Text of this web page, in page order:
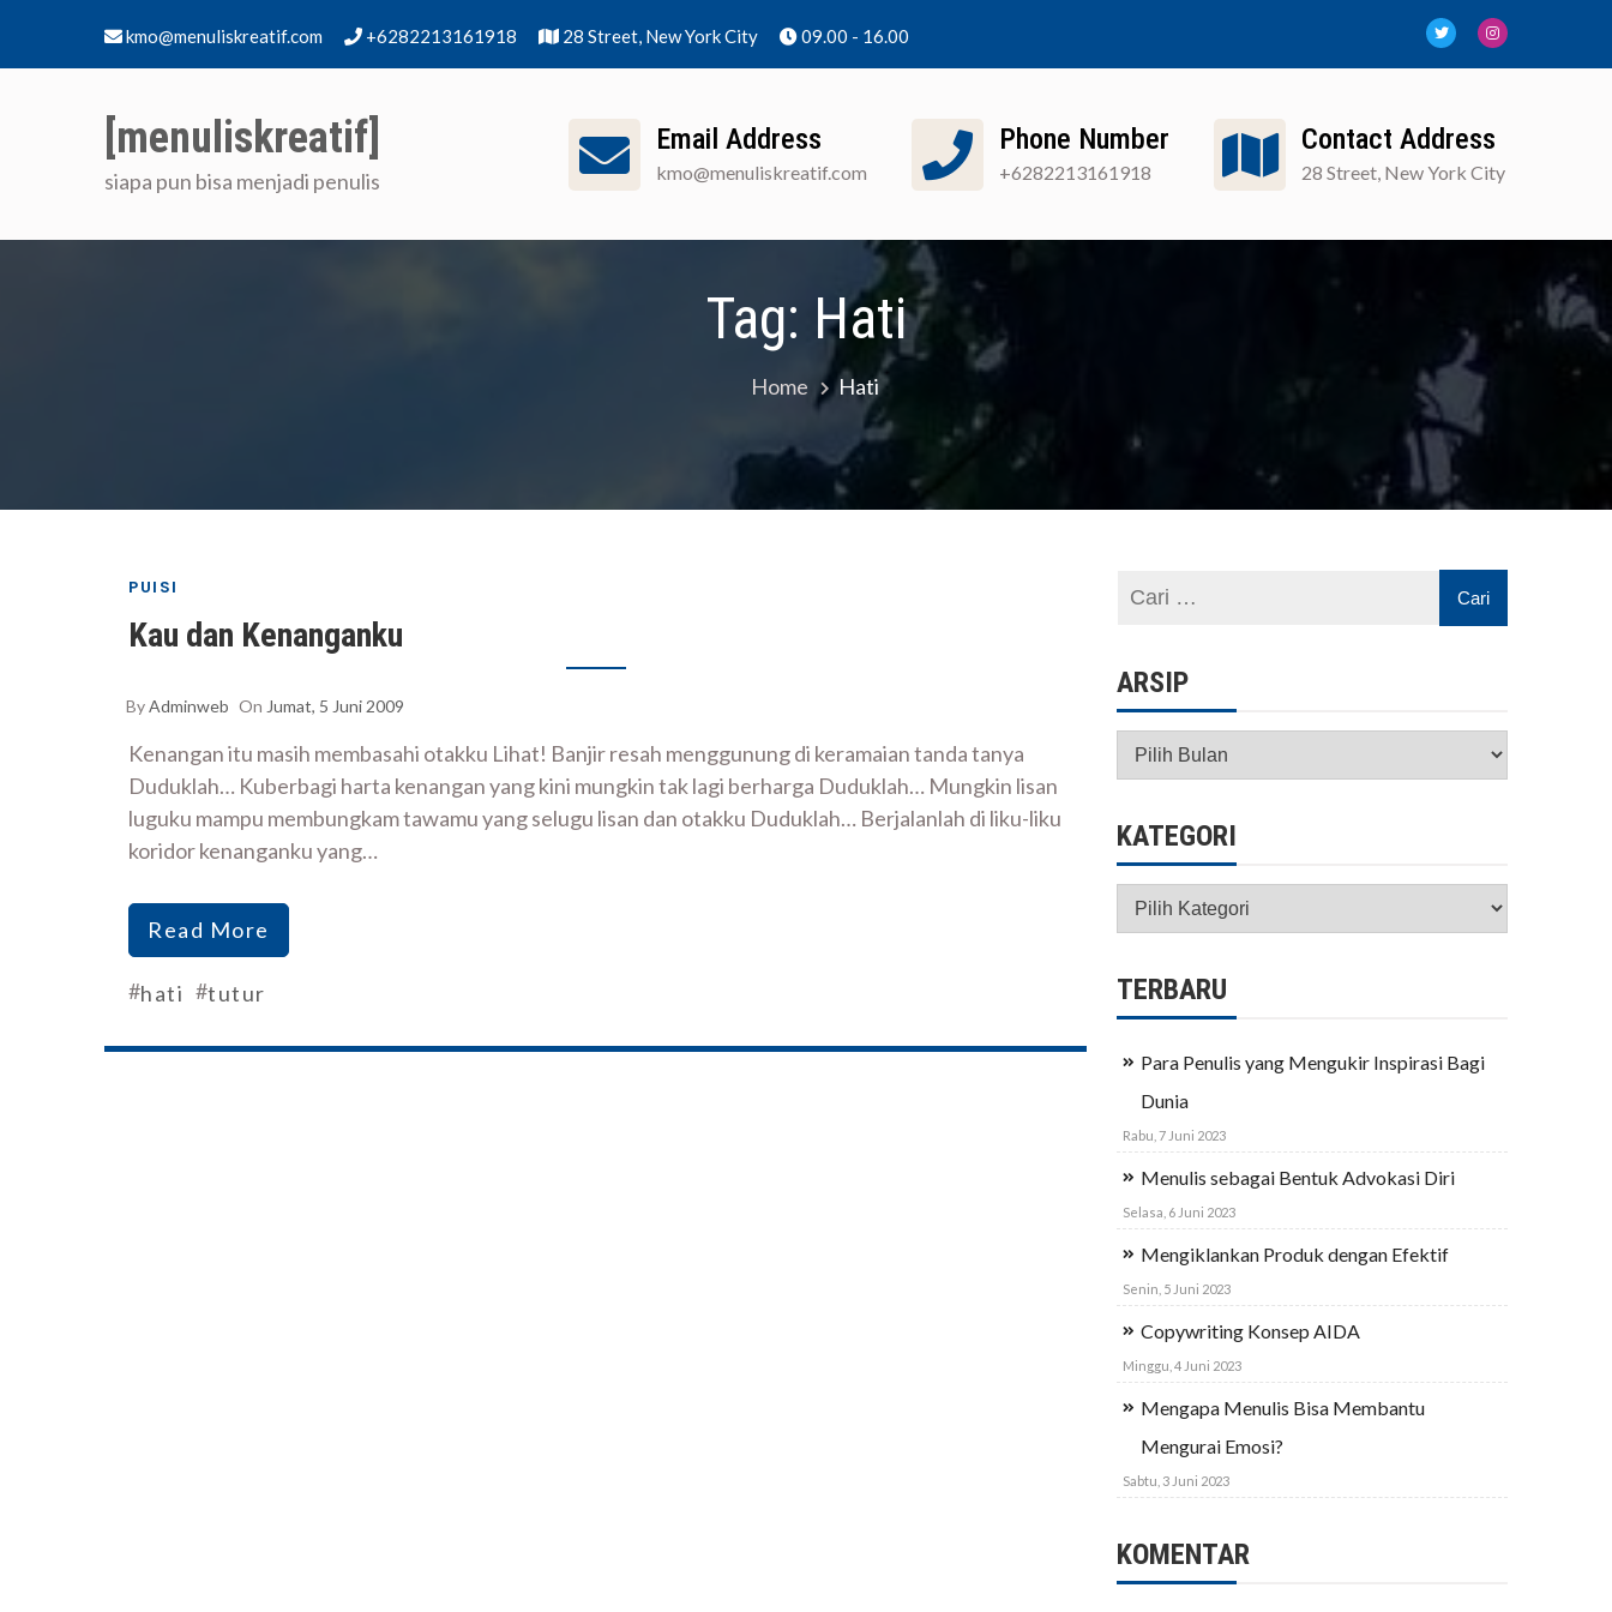
kmo@menuliskreatif.com +6282213161918 28 Street, New York City 09.00 - 16.00
[menuliskreatif]
siapa pun bisa menjadi penulis
Email Address
kmo@menuliskreatif.com
Phone Number
+6282213161918
Contact Address
28 Street, New York City
Tag: Hati
Home Hati
PUISI
Kau dan Kenanganku
ByAdminweb On Jumat, 5 Juni 2009
Kenangan itu masih membasahi otakku Lihat! Banjir resah menggunung di keramaian tanda tanya
Duduklah… Kuberbagi harta kenangan yang kini mungkin tak lagi berharga Duduklah… Mungkin lisan
luguku mampu membungkam tawamu yang selugu lisan dan otakku Duduklah… Berjalanlah di liku-liku
koridor kenanganku yang…
Read More
#hati #tutur
ARSIP
Arsip
KATEGORI
Kategori
TERBARU
Para Penulis yang Mengukir Inspirasi Bagi
Dunia
Rabu, 7 Juni 2023
Menulis sebagai Bentuk Advokasi Diri
Selasa, 6 Juni 2023
Mengiklankan Produk dengan Efektif
Senin, 5 Juni 2023
Copywriting Konsep AIDA
Minggu, 4 Juni 2023
Mengapa Menulis Bisa Membantu
Mengurai Emosi?
Sabtu, 3 Juni 2023
KOMENTAR